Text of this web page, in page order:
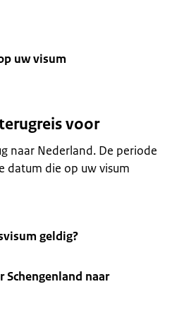
uw visum
voor
naar Nederland. De periode
datum die op uw visum
geldig?
Schengenland naar